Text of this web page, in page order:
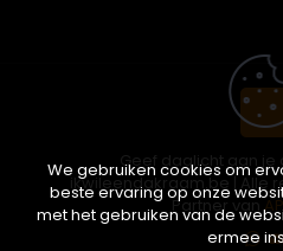
Geef daglicht aan je
ikwileendakraam.be | Alle
Partner van
We gebruiken cookies om
beste ervaring op onze
met het gebruiken van de
ermee